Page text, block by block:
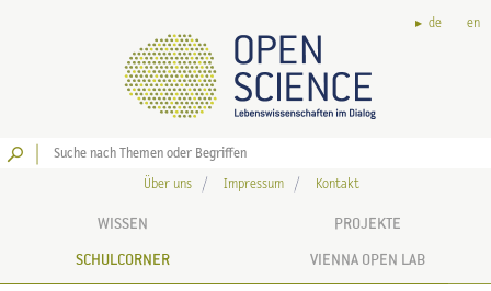
de en
Über uns Impressum Kontakt
WISSEN PROJEKTE
SCHULCORNER VIENNA OPEN LAB